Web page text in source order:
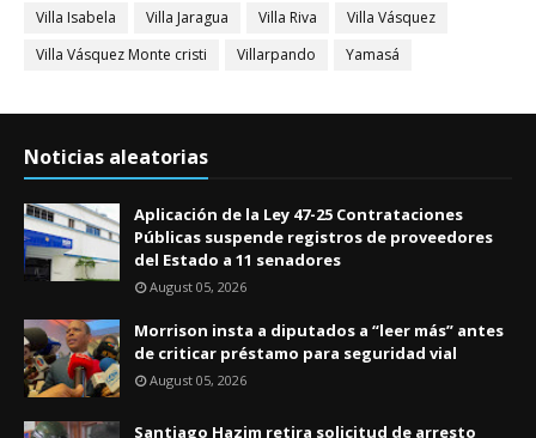
Villa Isabela
Villa Jaragua Villa Riva
Villa Vásquez
Villa Vásquez Monte cristi
Villarpando Yamasá
Noticias aleatorias
Aplicación de la Ley 47-25 Contrataciones
Públicas suspende registros de proveedores
del Estado a 11 senadores
August 05, 2026
Morrison insta a diputados a “leer más” antes
de criticar préstamo para seguridad vial
August 05, 2026
Santiago Hazim retira solicitud de arresto